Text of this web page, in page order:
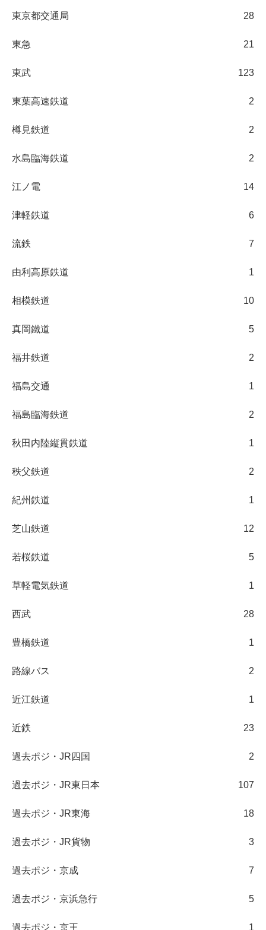
東京都交通局 28
東急 21
東武 123
東葉高速鉄道 2
樽見鉄道 2
水島臨海鉄道 2
江ノ電 14
津軽鉄道 6
流鉄 7
由利高原鉄道 1
相模鉄道 10
真岡鐵道 5
福井鉄道 2
福島交通 1
福島臨海鉄道 2
秋田内陸縦貫鉄道 1
秩父鉄道 2
紀州鉄道 1
芝山鉄道 12
若桜鉄道 5
草軽電気鉄道 1
西武 28
豊橋鉄道 1
路線バス 2
近江鉄道 1
近鉄 23
過去ポジ・JR四国 2
過去ポジ・JR東日本 107
過去ポジ・JR東海 18
過去ポジ・JR貨物 3
過去ポジ・京成 7
過去ポジ・京浜急行 5
過去ポジ・京王 1